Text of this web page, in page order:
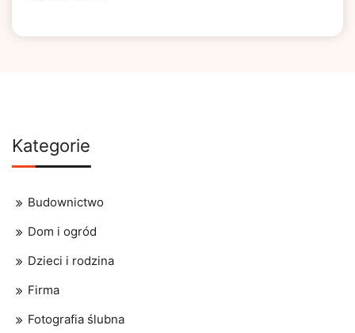
Kategorie
Budownictwo
Dom i ogród
Dzieci i rodzina
Firma
Fotografia ślubna